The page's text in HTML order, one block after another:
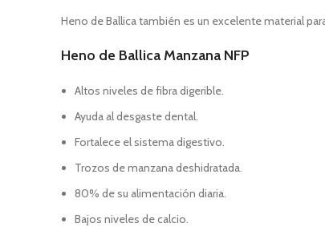
Heno de Ballica también es un excelente material
Heno de Ballica Manzana NFP
Altos niveles de fibra digerible.
Ayuda al desgaste dental.
Fortalece el sistema digestivo.
Trozos de manzana deshidratada.
80% de su alimentación diaria.
Bajos niveles de calcio.